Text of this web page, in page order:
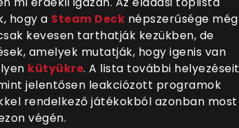
hogy a Steam Deck népszerűsége még
kevesen tarthatják kezükben, de
amelyek mutatják, hogy igenis van
kütyükre. A lista további helyezéseit
jelentősen leakciózott programok
rendelkező játékokból azonban most
végén.